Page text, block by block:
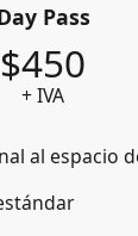
Pass
$450
+ IVA
al espacio